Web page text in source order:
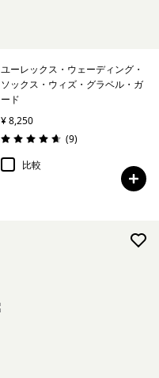
ユーレックス・ウェーディング・
ソックス・ウィズ・グラベル・ガ
ード
¥ 8,250
評価: 4.7 / 5
(9レビュー
)
比較